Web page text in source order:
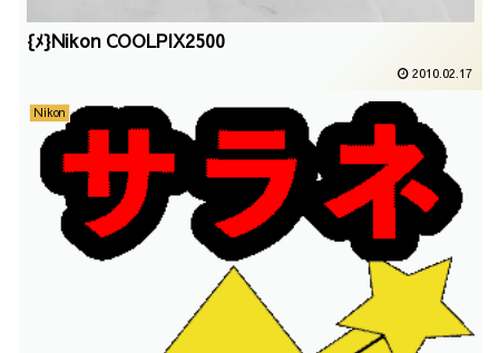
{ﾒ}Nikon COOLPIX2500
2010.02.17
Nikon